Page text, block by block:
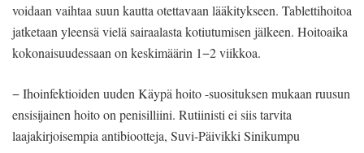
voidaan vaihtaa suun kautta otettavaan lääkitykseen. Tablettihoitoa
jatketaan yleensä vielä sairaalasta kotiutumisen jälkeen. Hoitoaika
kokonaisuudessaan on keskimäärin 1−2 viikkoa.
− Ihoinfektioiden uuden Käypä hoito -suosituksen mukaan ruusun
ensisijainen hoito on penisilliini. Rutiinisti ei siis tarvita
laajakirjoisempia antibiootteja, Suvi-Päivikki Sinikumpu